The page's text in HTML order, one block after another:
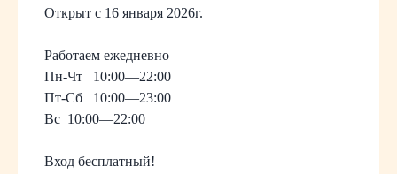
Открыт с 16 января 2026г.
Работаем ежедневно
Пн-Чт 10:00—22:00
Пт-Сб 10:00—23:00
Вс 10:00—22:00
Вход бесплатный!